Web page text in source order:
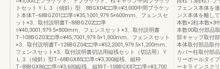
トセットＹＬ３（傾斜）型 8BGX04□□準○¥3,000中間ブラケッ
ト本体T−68BGZ01□□準○¥35,1001,979.5×600mm、フェンスセ
ット×3、取付説明書T−88BGZ02□□準
○¥40,3001,979.5×800mm、フェンスセット×3、取付説明書
T−108BGZ03□□準○¥45,7001,979.5×1,000mm、フェンスセット
×3、取付説明書T−128BGZ04□□準○¥52,2001,979.5×1,200mm、
フェンスセット×3、取付説明書切詰用縦桟セット（切詰用）Ｙ
Ｌ３（傾斜）型T−68BGX85□□準○¥3,300縦桟、縦枠
T−88BGX86□□準○¥3,600縦桟、縦枠T−108BGX87□□準○¥3,700
フェンス本体を
ンス本体を離し
本数×2柱本数×3
本数00取付部品
部キャップ取付
本体取付部品取
カバー柱取付部
リーポールタイ
ーキラインスク